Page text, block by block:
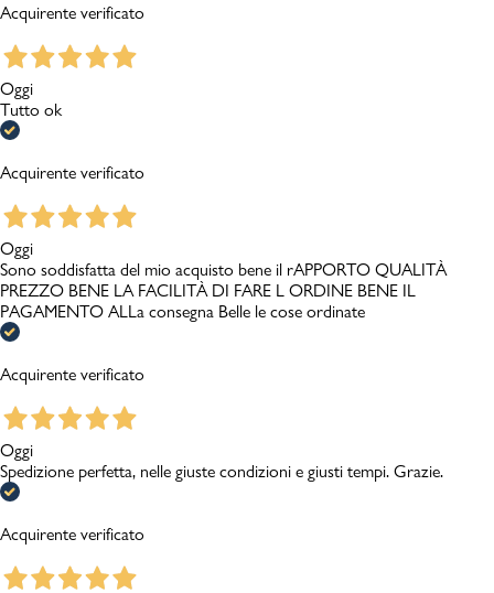
Acquirente verificato
Oggi
Tutto ok
Acquirente verificato
Oggi
Sono soddisfatta del mio acquisto bene il rAPPORTO QUALITÀ
PREZZO BENE LA FACILITÀ DI FARE L ORDINE BENE IL
PAGAMENTO ALLa consegna Belle le cose ordinate
Acquirente verificato
Oggi
Spedizione perfetta, nelle giuste condizioni e giusti tempi. Grazie.
Acquirente verificato